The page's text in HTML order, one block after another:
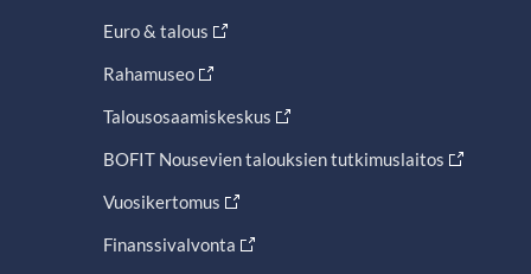
Euro & talous
Rahamuseo
Talousosaamiskeskus
BOFIT Nousevien talouksien tutkimuslaitos
Vuosikertomus
Finanssivalvonta